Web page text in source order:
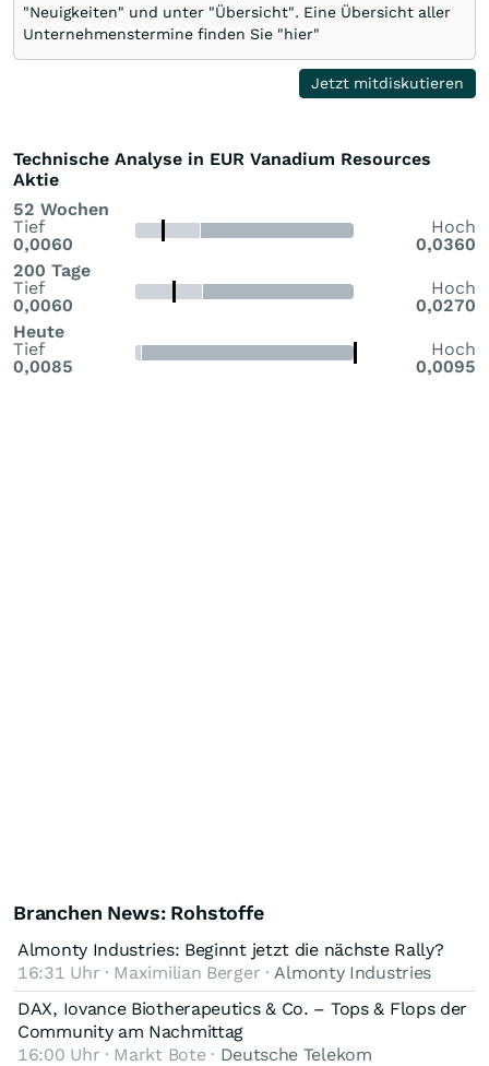
"Neuigkeiten" und unter "Übersicht". Eine Übersicht aller
Unternehmenstermine finden Sie "hier"
Jetzt mitdiskutieren
Technische Analyse in EUR Vanadium Resources
Aktie
52 Wochen
Tief
0,0060
Hoch
0,0360
200 Tage
Tief
0,0060
Hoch
0,0270
Heute
Tief
0,0085
Hoch
0,0095
Branchen News: Rohstoffe
Almonty Industries: Beginnt jetzt die nächste Rally?
16:31 Uhr · Maximilian Berger · Almonty Industries
DAX, Iovance Biotherapeutics & Co. – Tops & Flops der
Community am Nachmittag
16:00 Uhr · Markt Bote · Deutsche Telekom